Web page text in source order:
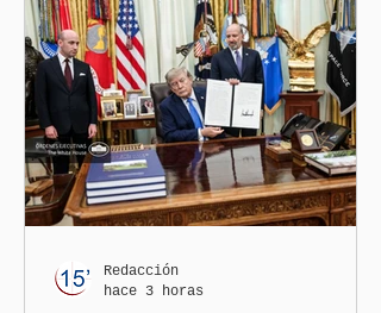
relaciones diplomáticas
entre los gobiernos de
México y Perú. “Es
importante que más allá de
la orientación política de
los gobiernos —porque hay
orientaciones políticas de
los gobiernos, llegan por
— es importante que México
tenga relaciones
Redacción
hace 3 horas